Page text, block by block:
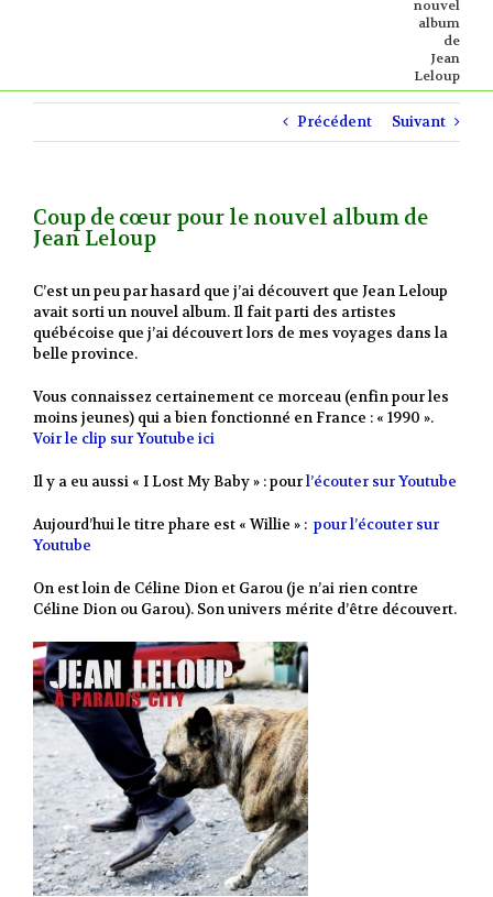
nouvel
album
de
Jean
Leloup
Précédent Suivant
Coup de cœur pour le nouvel album de
Jean Leloup
C’est un peu par hasard que j’ai découvert que Jean Leloup
avait sorti un nouvel album. Il fait parti des artistes
québécoise que j’ai découvert lors de mes voyages dans la
belle province.
Vous connaissez certainement ce morceau (enfin pour les
moins jeunes) qui a bien fonctionné en France : « 1990 ».
Voir le clip sur Youtube ici
Il y a eu aussi « I Lost My Baby » : pourl’écouter sur Youtube
Aujourd’hui le titre phare est « Willie » : pour l’écouter sur
Youtube
On est loin de Céline Dion et Garou (je n’ai rien contre
Céline Dion ou Garou). Son univers mérite d’être découvert.